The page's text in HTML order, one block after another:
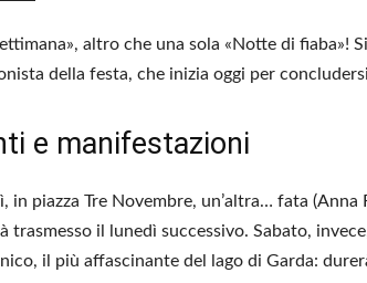
altro che una sola «Notte di fiaba»!
della festa, che inizia oggi per
e manifestazioni
in piazza Tre Novembre, un’altra… fata
trasmesso il lunedì successivo. Sabato,
il più affascinante del lago di Garda: